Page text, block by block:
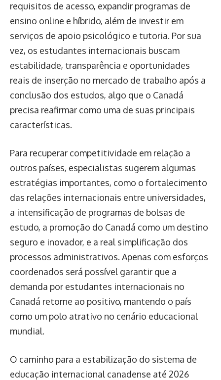
requisitos de acesso, expandir programas de
ensino online e híbrido, além de investir em
serviços de apoio psicológico e tutoria. Por sua
vez, os estudantes internacionais buscam
estabilidade, transparência e oportunidades
reais de inserção no mercado de trabalho após a
conclusão dos estudos, algo que o Canadá
precisa reafirmar como uma de suas principais
características.
Para recuperar competitividade em relação a
outros países, especialistas sugerem algumas
estratégias importantes, como o fortalecimento
das relações internacionais entre universidades,
a intensificação de programas de bolsas de
estudo, a promoção do Canadá como um destino
seguro e inovador, e a real simplificação dos
processos administrativos. Apenas com esforços
coordenados será possível garantir que a
demanda por estudantes internacionais no
Canadá retorne ao positivo, mantendo o país
como um polo atrativo no cenário educacional
mundial.
O caminho para a estabilização do sistema de
educação internacional canadense até 2026